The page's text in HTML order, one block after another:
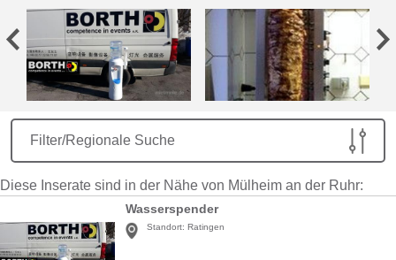
Filter/Regionale Suche
Diese Inserate sind in der Nähe von Mülheim an der Ruhr:
Wasserspender
Standort: Ratingen